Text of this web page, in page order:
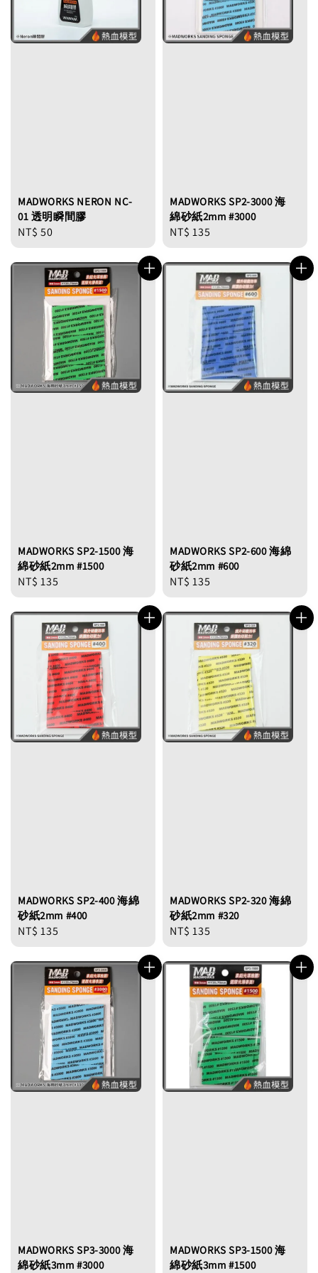
MADWORKS NERON NC-
01 透明瞬間膠
Regular
NT$ 50
MADWORKS SP2-3000 海
綿砂紙2mm #3000
Regular
NT$ 135
MADWORKS SP2-1500 海
綿砂紙2mm #1500
Regular
NT$ 135
MADWORKS SP2-600 海綿
砂紙2mm #600
Regular
NT$ 135
MADWORKS SP2-400 海綿
砂紙2mm #400
Regular
NT$ 135
MADWORKS SP2-320 海綿
砂紙2mm #320
Regular
NT$ 135
MADWORKS SP3-3000 海
綿砂紙3mm #3000
MADWORKS SP3-1500 海
綿砂紙3mm #1500